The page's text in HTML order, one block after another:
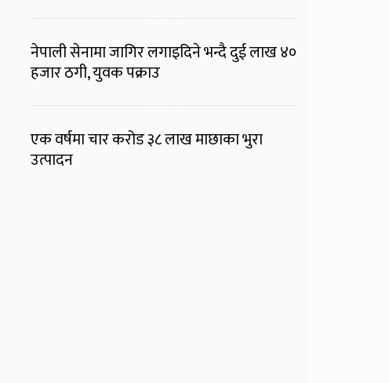
नेपाली सेनामा जागिर लगाइदिने भन्दै दुई लाख ४०
हजार ठगी, युवक पक्राउ
एक वर्षमा चार करोड ३८ लाख माछाका भुरा
उत्पादन